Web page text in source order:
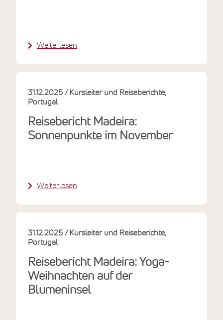
Weiterlesen
Reisebericht Madeira:
Sonnenpunkte im November
31.12.2025
Kursleiter und Reiseberichte
Portugal
Weiterlesen
Reisebericht Madeira: Yoga-
Weihnachten auf der
Blumeninsel
31.12.2025
Kursleiter und Reiseberichte
Portugal